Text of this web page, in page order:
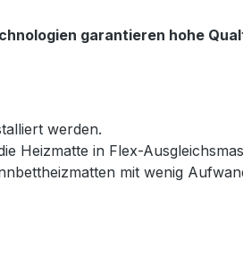
garantieren hohe
werden.
Heizmatte in Flex-
mit wenig